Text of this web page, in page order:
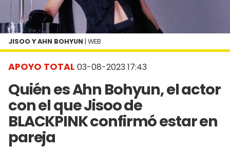
APOYO TOTAL 03-08-2023 17:43
Quién es Ahn Bohyun, el actor
con el que Jisoo de
BLACKPINK confirmó estar en
pareja
JISOO Y AHN BOHYUN | WEB